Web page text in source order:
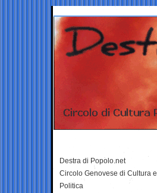
Destra di Popolo.net
Circolo Genovese di Cultura e
Politica